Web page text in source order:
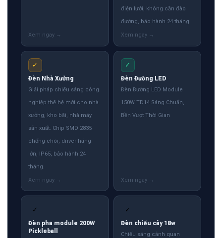
điện lưới, không cần đào
đường, bảo hành 24 tháng.
✓
Đèn Nhà Xưởng
Giải pháp chiếu sáng công
nghiệp thế hệ mới cho nhà
xưởng, kho bãi, nhà máy
sản xuất. Chip SMD 2835
chống chói, driver hãng
lớn, IP65, bảo hành 24
tháng.
✓
Đèn Đường LED
Đèn Đường LED Module
150W TD14 Sáng Chuẩn,
Bền Vượt Thời Gian
✓
Đèn pha module 200W
Pickleball
✓
Đèn chiếu cây 18w
Chiếu sáng cảnh quan